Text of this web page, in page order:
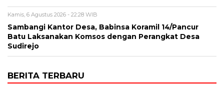
Kamis, 6 Agustus 2026 - 22:28 WIB
Sambangi Kantor Desa, Babinsa Koramil 14/Pancur
Batu Laksanakan Komsos dengan Perangkat Desa
Sudirejo
BERITA TERBARU